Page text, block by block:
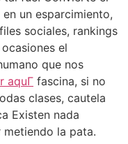
un esparcimiento,
sociales, rankings
el
que nos
aquГ­ fascina, si no
clases, cautela
Existen nada
la pata.